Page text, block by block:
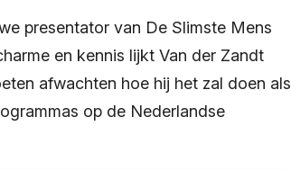
presentator van De Slimste Mens
en kennis lijkt Van der Zandt
afwachten hoe hij het zal doen als
op de Nederlandse